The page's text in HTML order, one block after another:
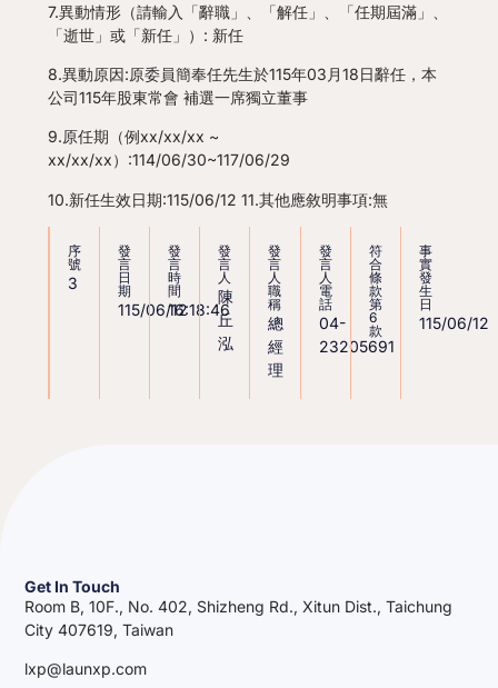
序
號
3
發
言
日
期
115/06/12
發
言
時
間
16:18:46
發
言
人
陳
丘
泓
發
言
人
職
稱
總
經
理
發
言
人
電
話
04-
23205691
符
合
條
款
第
6
款
事
實
發
生
日
115/06/12
7.異動情形（請輸入「辭職」、「解任」、「任期屆滿」、
「逝世」或「新任」）: 新任
8.異動原因:原委員簡奉任先生於115年03月18日辭任，本
公司115年股東常會 補選一席獨立董事
9.原任期（例xx/xx/xx ~
xx/xx/xx）:114/06/30~117/06/29
10.新任生效日期:115/06/12 11.其他應敘明事項:無
Get In Touch
Room B, 10F., No. 402, Shizheng Rd., Xitun Dist., Taichung
City 407619, Taiwan
lxp@launxp.com